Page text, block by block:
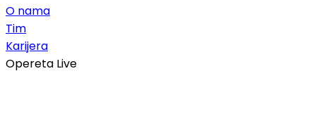
O nama
Tim
Karijera
Opereta Live